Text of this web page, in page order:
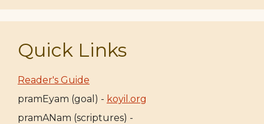
Quick Links
Reader's Guide
pramEyam (goal) - koyil.org
pramANam (scriptures) -